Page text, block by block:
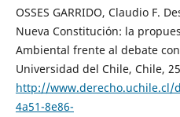
OSSES GARRIDO, Claudio F.
Nueva Constitución: la
Ambiental frente al debate
Universidad del Chile, Chile,
http://www.derecho.uchile.cl/
4a51-8e86-